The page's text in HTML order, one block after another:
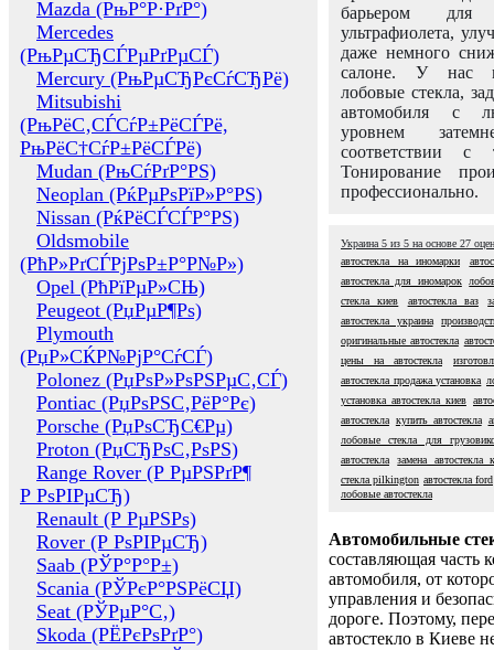
Mazda (РњР°Р·РґР°)
Mercedes
(РњРµСЂСЃРµРґРµСЃ)
Mercury (РњРµСЂРєСѓСЂРё)
Mitsubishi
(РњРёС‚СЃСѓР±РёСЃРё,
РњРёС†СѓР±РёСЃРё)
Mudan (РњСѓРґР°РЅ)
Neoplan (РќРµРѕРїР»Р°РЅ)
Nissan (РќРёСЃСЃР°РЅ)
Oldsmobile
(РћР»РґСЃРјРѕР±Р°Р№Р»)
Opel (РћРїРµР»СЊ)
Peugeot (РџРµР¶Рѕ)
Plymouth
(РџР»СЌР№РјР°СѓСЃ)
Polonez (РџРѕР»РѕРЅРµС‚СЃ)
Pontiac (РџРѕРЅС‚РёР°Рє)
Porsche (РџРѕСЂС€Рµ)
Proton (РџСЂРѕС‚РѕРЅ)
Range Rover (Р РµРЅРґР¶
Р РѕРІРµСЂ)
Renault (Р РµРЅРѕ)
Rover (Р РѕРІРµСЂ)
Saab (РЎР°Р°Р±)
Scania (РЎРєР°РЅРёСЏ)
Seat (РЎРµР°С‚)
Skoda (РЁРєРѕРґР°)
барьером для
ультрафиолета,
даже немного
салоне. У нас
лобовые стекла,
автомобиля с
уровнем
соответствии с
Тонирование
профессионально.
Украина 5 из 5 на основе 27
автостекла на иномарки
автостекла для иномарок
стекла киев
автостекла ваз
автостекла украина
оригинальные автостекла
цены на автостекла
автостекла продажа установка
установка автостекла киев
автостекла купить автостекла
лобовые стекла для
автостекла
замена автостекла
стекла pilkington автостекла ford
лобовые автостекла
Автомобильные
составляющая часть
автомобиля, от
управления и
дороге. Поэтому,
автостекло в Киеве